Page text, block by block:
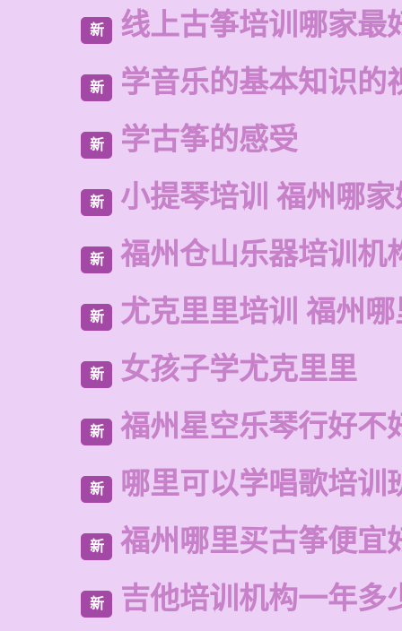
新 线上古筝培训哪家最
新 学音乐的基本知识的
新 学古筝的感受
新 小提琴培训 福州哪
新 福州仓山乐器培训机
新 尤克里里培训 福州
新 女孩子学尤克里里
新 福州星空乐琴行好不
新 哪里可以学唱歌培训
新 福州哪里买古筝便宜
新 吉他培训机构一年多